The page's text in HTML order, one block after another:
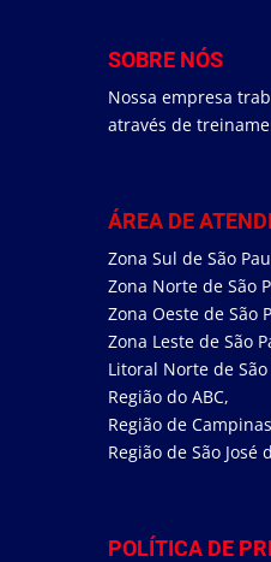
SOBRE NÓS
Nossa empresa
através de
ÁREA DE
Zona Sul de São
Zona Norte de São
Zona Oeste de São
Zona Leste de São
Litoral Norte de São
Região do ABC,
Região de
Região de São José
POLÍTICA DE